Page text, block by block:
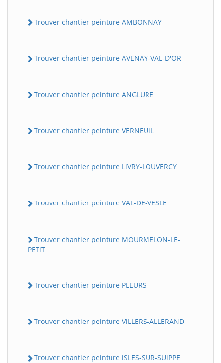
Trouver chantier peinture AMBONNAY
Trouver chantier peinture AVENAY-VAL-D'OR
Trouver chantier peinture ANGLURE
Trouver chantier peinture VERNEUiL
Trouver chantier peinture LiVRY-LOUVERCY
Trouver chantier peinture VAL-DE-VESLE
Trouver chantier peinture MOURMELON-LE-
PETiT
Trouver chantier peinture PLEURS
Trouver chantier peinture ViLLERS-ALLERAND
Trouver chantier peinture iSLES-SUR-SUiPPE